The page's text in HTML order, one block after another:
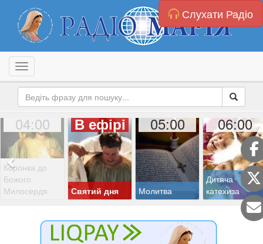
Слухати Радіо
Toggle navigation
04:00
Коронка до
Божого
Милосердя
В ефірі
Святий дня
05:00
Молитва
06:00
Дитяча
катехиза